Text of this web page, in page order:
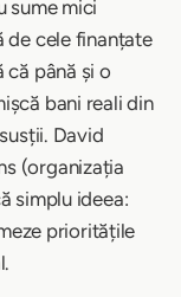
sume mici
de cele finanțate
că până și o
bani reali din
David
(organizația
simplu ideea:
prioritățile